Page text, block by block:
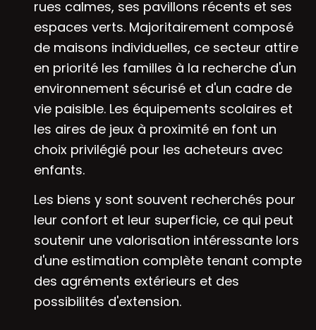
rues calmes, ses pavillons récents et ses
espaces verts. Majoritairement composé
de maisons individuelles, ce secteur attire
en priorité les familles à la recherche d'un
environnement sécurisé et d'un cadre de
vie paisible. Les équipements scolaires et
les aires de jeux à proximité en font un
choix privilégié pour les acheteurs avec
enfants.
Les biens y sont souvent recherchés pour
leur confort et leur superficie, ce qui peut
soutenir une valorisation intéressante lors
d'une estimation complète tenant compte
des agréments extérieurs et des
possibilités d'extension.